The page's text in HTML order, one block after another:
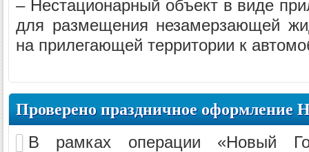
– Нестационарный объект в виде
для размещения незамерзающей
на прилегающей территории к
Проверено праздничное оформление
В рамках операции «Новый